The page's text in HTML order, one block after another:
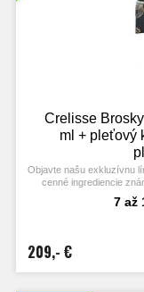
Crelisse
ml + pleťový
Objavte našu exkluzívnu
cenné ingrediencie
vlastnosťami. Každý
starostlivosť, s7 až
209,- €